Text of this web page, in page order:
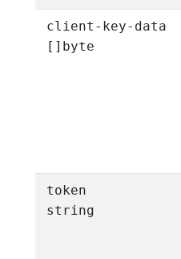
client-key-data
[]byte
token
string